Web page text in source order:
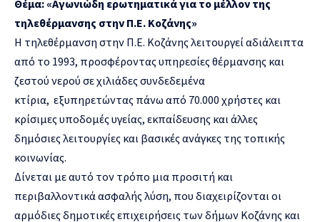
Θέμα: «Αγωνιώδη ερωτηματικά για το μέλλον της
τηλεθέρμανσης στην Π.Ε. Κοζάνης»
Η τηλεθέρμανση στην Π.Ε. Κοζάνης λειτουργεί αδιάλειπτα
από το 1993, προσφέροντας υπηρεσίες θέρμανσης και
ζεστού νερού σε χιλιάδες συνδεδεμένα
κτίρια, εξυπηρετώντας πάνω από 70.000 χρήστες και
κρίσιμες υποδομές υγείας, εκπαίδευσης και άλλες
δημόσιες λειτουργίες και βασικές ανάγκες της τοπικής
κοινωνίας.
Δίνεται με αυτό τον τρόπο μια προσιτή και
περιβαλλοντικά ασφαλής λύση, που διαχειρίζονται οι
αρμόδιες δημοτικές επιχειρήσεις των δήμων Κοζάνης και